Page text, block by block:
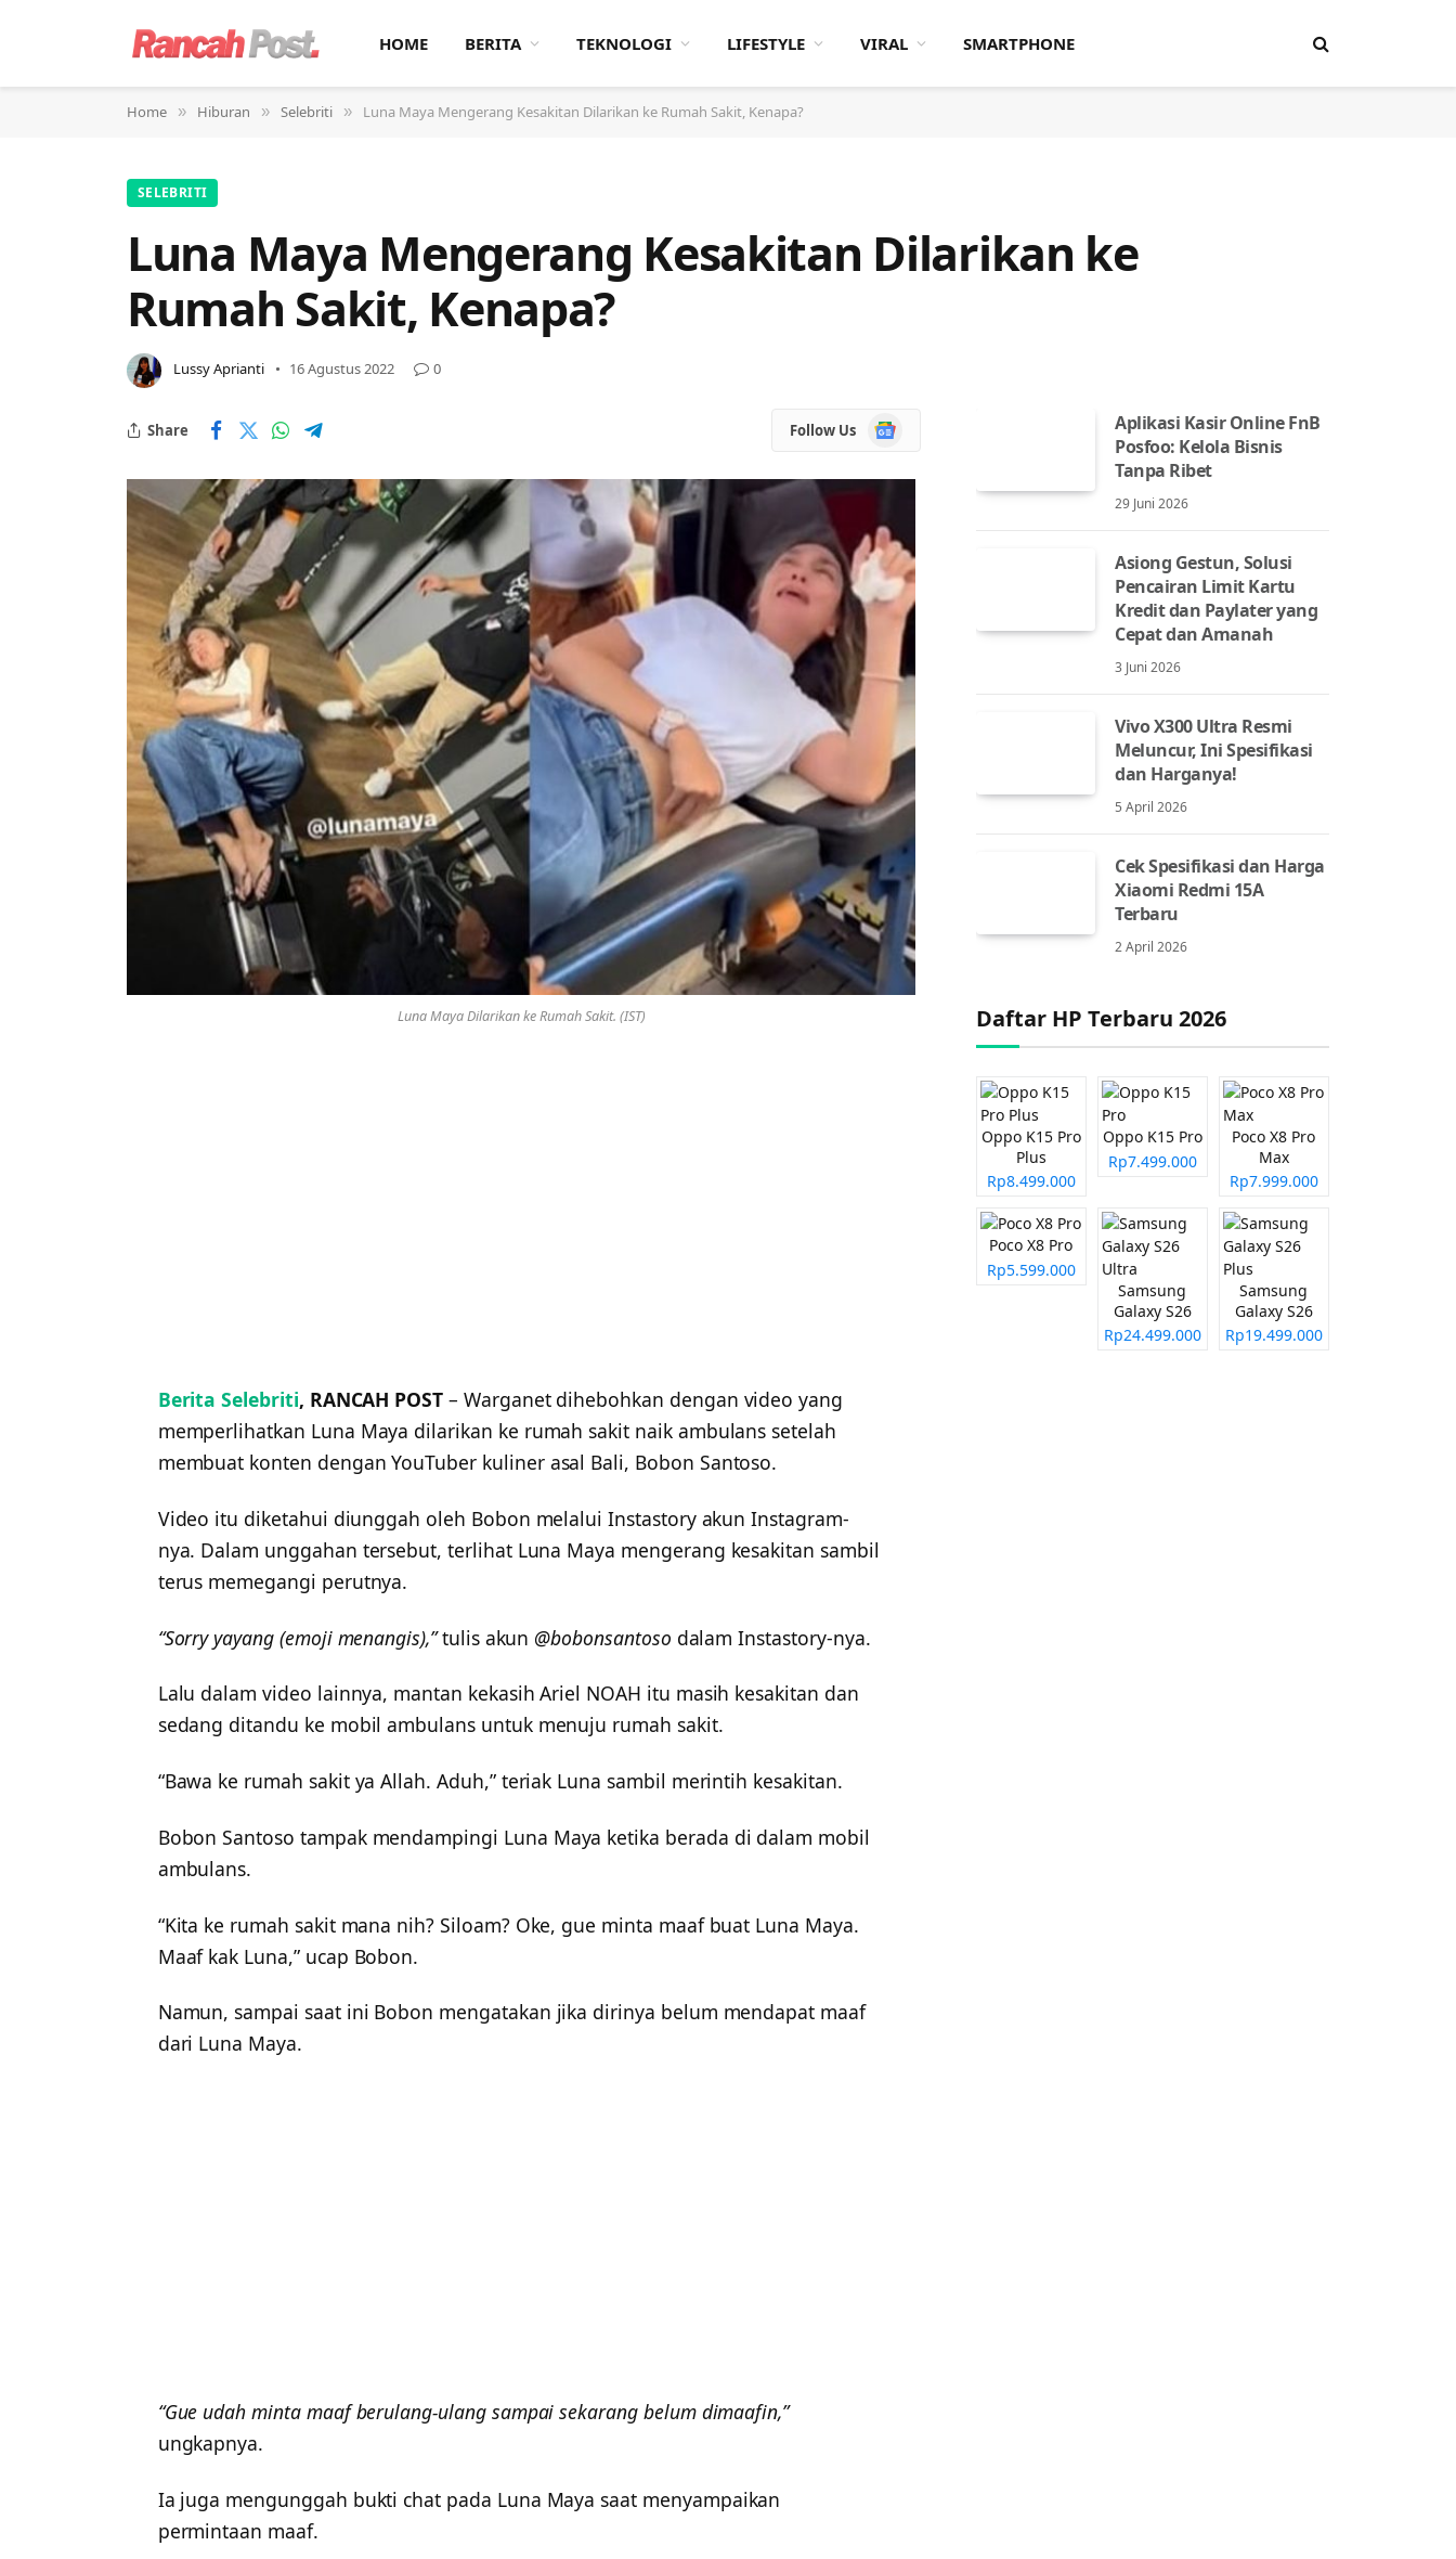
HOME BERITA TEKNOLOGI LIFESTYLE VIRAL SMARTPHONE
Home » Hiburan » Selebriti » Luna Maya Mengerang Kesakitan Dilarikan ke Rumah Sakit, Kenapa?
SELEBRITI
Luna Maya Mengerang Kesakitan Dilarikan ke
Rumah Sakit, Kenapa?
Lussy Aprianti 16 Agustus 2022 0
Share Follow Us
Google
News
Luna Maya Dilarikan ke Rumah Sakit. (IST)
Berita Selebriti, RANCAH POST – Warganet dihebohkan dengan video yang
memperlihatkan Luna Maya dilarikan ke rumah sakit naik ambulans setelah
membuat konten dengan YouTuber kuliner asal Bali, Bobon Santoso.
Video itu diketahui diunggah oleh Bobon melalui Instastory akun Instagram-
nya. Dalam unggahan tersebut, terlihat Luna Maya mengerang kesakitan sambil
terus memegangi perutnya.
“Sorry yayang (emoji menangis),”tulis akun @bobonsantoso dalam Instastory-nya.
Lalu dalam video lainnya, mantan kekasih Ariel NOAH itu masih kesakitan dan
sedang ditandu ke mobil ambulans untuk menuju rumah sakit.
“Bawa ke rumah sakit ya Allah. Aduh,” teriak Luna sambil merintih kesakitan.
Bobon Santoso tampak mendampingi Luna Maya ketika berada di dalam mobil
ambulans.
“Kita ke rumah sakit mana nih? Siloam? Oke, gue minta maaf buat Luna Maya.
Maaf kak Luna,” ucap Bobon.
Namun, sampai saat ini Bobon mengatakan jika dirinya belum mendapat maaf
dari Luna Maya.
“Gue udah minta maaf berulang-ulang sampai sekarang belum dimaafin,”
ungkapnya.
Ia juga mengunggah bukti chat pada Luna Maya saat menyampaikan
permintaan maaf.
Aplikasi Kasir Online FnB
Posfoo: Kelola Bisnis
Tanpa Ribet
29 Juni 2026
Asiong Gestun, Solusi
Pencairan Limit Kartu
Kredit dan Paylater yang
Cepat dan Amanah
3 Juni 2026
Vivo X300 Ultra Resmi
Meluncur, Ini Spesifikasi
dan Harganya!
5 April 2026
Cek Spesifikasi dan Harga
Xiaomi Redmi 15A
Terbaru
2 April 2026
Daftar HP Terbaru 2026
Oppo K15 Pro
Plus
Rp8.499.000
Oppo K15 Pro
Rp7.499.000
Poco X8 Pro
Max
Rp7.999.000
Poco X8 Pro
Rp5.599.000
Samsung
Galaxy S26
Ultra
Rp24.499.000
Samsung
Galaxy S26
Plus
Rp19.499.000